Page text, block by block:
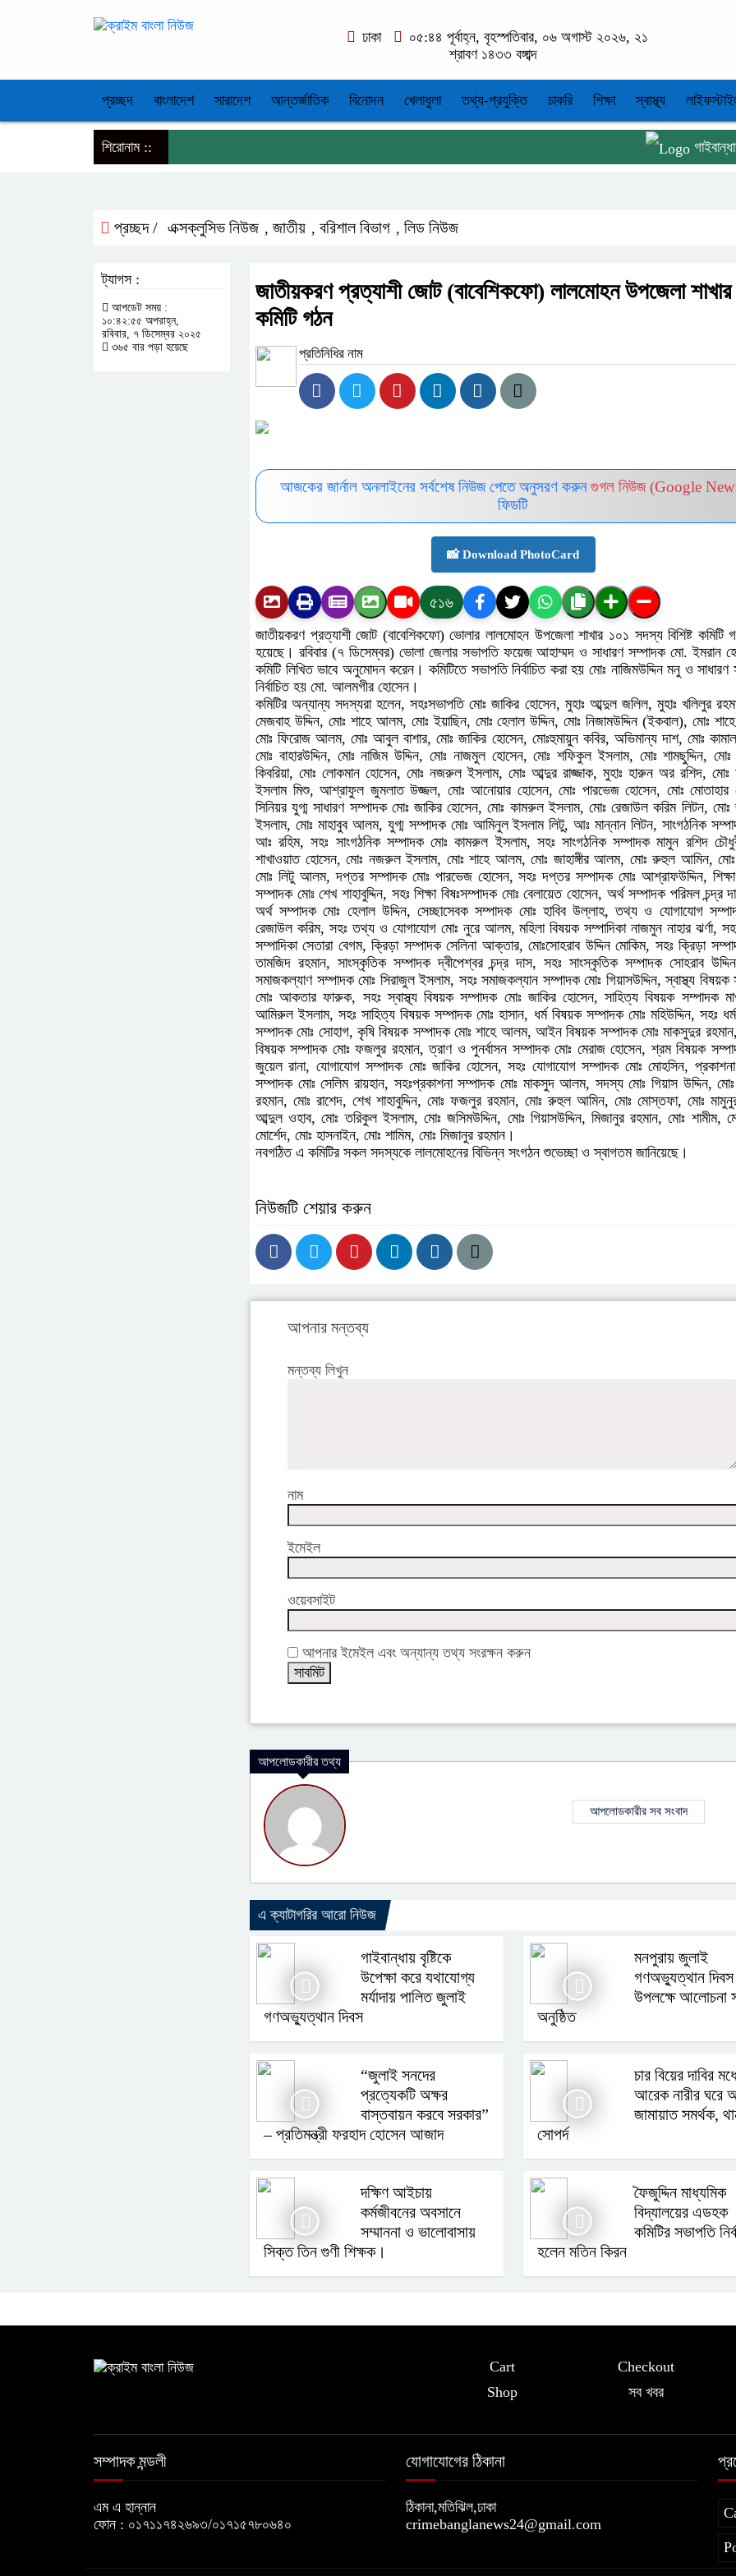
ঢাকা
০৫:৪৪ পূর্বাহ্ন, বৃহস্পতিবার, ০৬ অগাস্ট ২০২৬, ২১
শ্রাবণ ১৪৩৩ বঙ্গাব্দ
প্রচ্ছদ বাংলাদেশ সারাদেশ আন্তর্জাতিক বিনোদন খেলাধুলা তথ্য-প্রযুক্তি চাকরি শিক্ষা স্বাস্থ্য
শিরোনাম :: গাইবান্ধায়
প্রচ্ছদ / এক্সক্লুসিভ নিউজ , জাতীয় , বরিশাল বিভাগ , লিড নিউজ
জাতীয়করণ প্রত্যাশী জোট (বাবেশিকফো) লালমোহন উপজেলা শাখার
কমিটি গঠন
প্রতিনিধির নাম
আজকের জার্নাল অনলাইনের সর্বশেষ নিউজ পেতে অনুসরণ করুনগুগল নিউজ (Google
ফিডটি
📸 Download PhotoCard
৫১৬
জাতীয়করণ প্রত্যাশী জোট (বাবেশিকফো) ভোলার লালমোহন উপজেলা শাখার ১০১ সদস্য বিশিষ্ট কমিটি
হয়েছে। রবিবার (৭ ডিসেম্বর) ভোলা জেলার সভাপতি ফয়েজ আহাম্মদ ও সাধারণ সম্পাদক মো. ইমরান
কমিটি লিখিত ভাবে অনুমোদন করেন। কমিটিতে সভাপতি নির্বাচিত করা হয় মোঃ নাজিমউদ্দিন মনু ও সাধারণ
নির্বাচিত হয় মো. আলমগীর হোসেন।
কমিটির অন্যান্য সদস্যরা হলেন, সহঃসভাপতি মোঃ জাকির হোসেন, মুহাঃ আব্দুল জলিল, মুহাঃ খলিলুর
মেজবাহ উদ্দিন, মোঃ শাহে আলম, মোঃ ইয়াছিন, মোঃ হেলাল উদ্দিন, মোঃ নিজামউদ্দিন (ইকবাল), মোঃ
মোঃ ফিরোজ আলম, মোঃ আবুল বাশার, মোঃ জাকির হোসেন, মোঃহুমায়ুন কবির, অভিমান্য দাশ, মোঃ কামাল
মোঃ বাহারউদ্দিন, মোঃ নাজিম উদ্দিন, মোঃ নাজমুল হোসেন, মোঃ শফিকুল ইসলাম, মোঃ শামছুদ্দিন,
কিবরিয়া, মোঃ লোকমান হোসেন, মোঃ নজরুল ইসলাম, মোঃ আব্দুর রাজ্জাক, মুহাঃ হারুন অর রশিদ,
ইসলাম মিশু, আশ্রাফুল জুমলাত উজ্জল, মোঃ আনোয়ার হোসেন, মোঃ পারভেজ হোসেন, মোঃ মোতাহার
সিনিয়র যুগ্ম সাধারণ সম্পাদক মোঃ জাকির হোসেন, মোঃ কামরুল ইসলাম, মোঃ রেজাউল করিম লিটন, মোঃ
ইসলাম, মোঃ মাহাবুব আলম, যুগ্ম সম্পাদক মোঃ আমিনুল ইসলাম লিটু, আঃ মান্নান লিটন, সাংগঠনিক
আঃ রহিম, সহঃ সাংগঠনিক সম্পাদক মোঃ কামরুল ইসলাম, সহঃ সাংগঠনিক সম্পাদক মামুন রশিদ
শাখাওয়াত হোসেন, মোঃ নজরুল ইসলাম, মোঃ শাহে আলম, মোঃ জাহাঙ্গীর আলম, মোঃ রুহুল আমিন, মোঃ
মোঃ লিটু আলম, দপ্তর সম্পাদক মোঃ পারভেজ হোসেন, সহঃ দপ্তর সম্পাদক মোঃ আশ্রাফউদ্দিন,
সম্পাদক মোঃ শেখ শাহাবুদ্দিন, সহঃ শিক্ষা বিষঃসম্পাদক মোঃ বেলায়েত হোসেন, অর্থ সম্পাদক পরিমল চন্দ্র
অর্থ সম্পাদক মোঃ হেলাল উদ্দিন, সেচ্ছাসেবক সম্পাদক মোঃ হাবিব উল্লাহ, তথ্য ও যোগাযোগ
রেজাউল করিম, সহঃ তথ্য ও যোগাযোগ মোঃ নুরে আলম, মহিলা বিষয়ক সম্পাদিকা নাজমুন নাহার ঝর্ণা,
সম্পাদিকা সেতারা বেগম, ক্রিড়া সম্পাদক সেলিনা আক্তার, মোঃসোহরাব উদ্দিন মোকিম, সহঃ ক্রিড়া
তামজিদ রহমান, সাংস্কৃতিক সম্পাদক দ্বীপেশ্বর চন্দ্র দাস, সহঃ সাংস্কৃতিক সম্পাদক সোহরাব
সমাজকল্যাণ সম্পাদক মোঃ সিরাজুল ইসলাম, সহঃ সমাজকল্যান সম্পাদক মোঃ গিয়াসউদ্দিন, স্বাস্থ্য বিষয়ক
মোঃ আকতার ফারুক, সহঃ স্বাস্থ্য বিষয়ক সম্পাদক মোঃ জাকির হোসেন, সাহিত্য বিষয়ক সম্পাদক
আমিরুল ইসলাম, সহঃ সাহিত্য বিষয়ক সম্পাদক মোঃ হাসান, ধর্ম বিষয়ক সম্পাদক মোঃ মহিউদ্দিন, সহঃ
সম্পাদক মোঃ সোহাগ, কৃষি বিষয়ক সম্পাদক মোঃ শাহে আলম, আইন বিষয়ক সম্পাদক মোঃ মাকসুদুর
বিষয়ক সম্পাদক মোঃ ফজলুর রহমান, ত্রাণ ও পুনর্বাসন সম্পাদক মোঃ মেরাজ হোসেন, শ্রম বিষয়ক
জুয়েল রানা, যোগাযোগ সম্পাদক মোঃ জাকির হোসেন, সহঃ যোগাযোগ সম্পাদক মোঃ মোহসিন,
সম্পাদক মোঃ সেলিম রায়হান, সহঃপ্রকাশনা সম্পাদক মোঃ মাকসুদ আলম, সদস্য মোঃ গিয়াস উদ্দিন,
রহমান, মোঃ রাশেদ, শেখ শাহাবুদ্দিন, মোঃ ফজলুর রহমান, মোঃ রুহুল আমিন, মোঃ মোস্তফা, মোঃ
আব্দুল ওহাব, মোঃ তরিকুল ইসলাম, মোঃ জসিমউদ্দিন, মোঃ গিয়াসউদ্দিন, মিজানুর রহমান, মোঃ শামীম,
মোর্শেদ, মোঃ হাসনাইন, মোঃ শামিম, মোঃ মিজানুর রহমান।
নবগঠিত এ কমিটির সকল সদস্যকে লালমোহনের বিভিন্ন সংগঠন শুভেচ্ছা ও স্বাগতম জানিয়েছে।
নিউজটি শেয়ার করুন
আপনার মন্তব্য
মন্তব্য লিখুন
নাম
ইমেইল
ওয়েবসাইট
আপনার ইমেইল এবং অন্যান্য তথ্য সংরক্ষন করুন
আপলোডকারীর তথ্য
আপলোডকারীর সব সংবাদ
এ ক্যাটাগরির আরো নিউজ
গাইবান্ধায় বৃষ্টিকে
উপেক্ষা করে যথাযোগ্য
মর্যাদায় পালিত জুলাই
গণঅভ্যুত্থান দিবস
মনপুরায় জুলাই
গণঅভ্যুত্থান দিবস
উপলক্ষে আলোচনা
অনুষ্ঠিত
“জুলাই সনদের
প্রত্যেকটি অক্ষর
বাস্তবায়ন করবে সরকার”
– প্রতিমন্ত্রী ফরহাদ হোসেন আজাদ
চার বিয়ের দাবির
আরেক নারীর ঘরে
জামায়াত সমর্থক,
সোপর্দ
দক্ষিণ আইচায়
কর্মজীবনের অবসানে
সম্মাননা ও ভালোবাসায়
সিক্ত তিন গুণী শিক্ষক।
ফৈজুদ্দিন মাধ্যমিক
বিদ্যালয়ের এডহক
কমিটির সভাপতি
হলেন মতিন কিরন
ট্যাগস :
আপডেট সময় :
১০:৪২:৫৫ অপরাহ্ন,
রবিবার, ৭ ডিসেম্বর ২০২৫
৩৬৫ বার পড়া হয়েছে
Cart Checkout
Shop
সব খবর
সম্পাদক মন্ডলী
এম এ হান্নান
ফোন : ০১৭১১৭৪২৬৯৩/০১৭১৫৭৮০৬৪০
যোগাযোগের ঠিকানা
ঠিকানা,মতিঝিল,ঢাকা
crimebanglanews24@gmail.com